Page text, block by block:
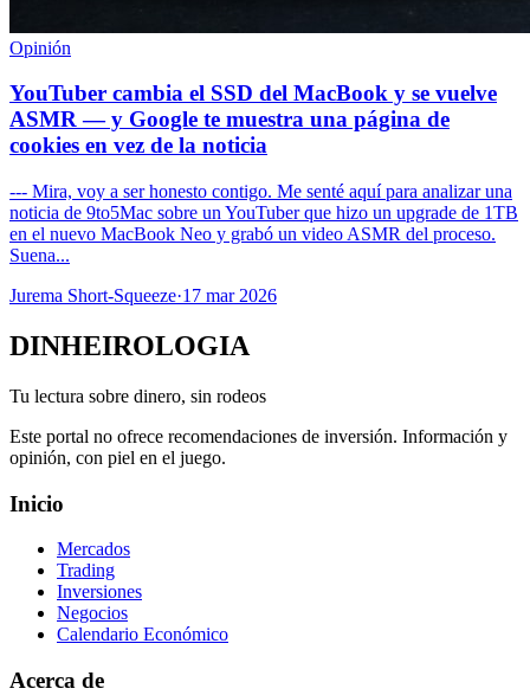
Opinión
YouTuber cambia el SSD del MacBook y se vuelve
ASMR — y Google te muestra una página de
cookies en vez de la noticia
--- Mira, voy a ser honesto contigo. Me senté aquí para analizar una
noticia de 9to5Mac sobre un YouTuber que hizo un upgrade de 1TB
en el nuevo MacBook Neo y grabó un video ASMR del proceso.
Suena...
Jurema Short-Squeeze·17 mar 2026
DINHEIROLOGIA
Tu lectura sobre dinero, sin rodeos
Este portal no ofrece recomendaciones de inversión. Información y
opinión, con piel en el juego.
Inicio
Mercados
Trading
Inversiones
Negocios
Calendario Económico
Acerca de